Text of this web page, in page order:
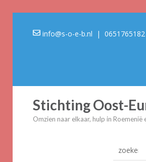
info@s-o-e-b.nl | 0651765182
Stichting Oost-
Omzien naar elkaar, hulp in Roemenië